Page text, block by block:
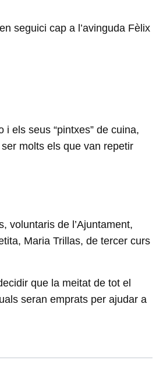
seguici cap a l’avinguda Fèlix
els seus “pintxes” de cuina,
molts els que van repetir
voluntaris de l’Ajuntament,
Maria Trillas, de tercer curs
que la meitat de tot el
seran emprats per ajudar a